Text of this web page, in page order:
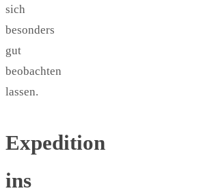
sich
besonders
gut
beobachten
lassen.
Expedition
ins